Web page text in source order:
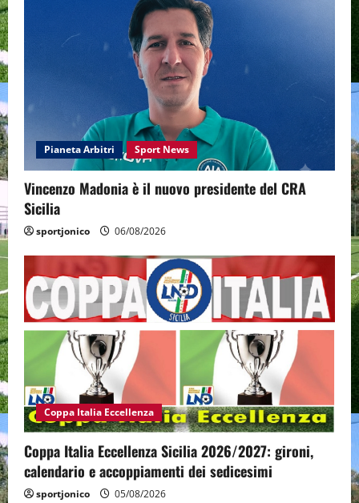
Pianeta Arbitri Sport News
Vincenzo Madonia è il nuovo presidente del CRA
Sicilia
sportjonico 06/08/2026
Coppa Italia Eccellenza
Coppa Italia Eccellenza Sicilia 2026/2027: gironi,
calendario e accoppiamenti dei sedicesimi
sportjonico 05/08/2026